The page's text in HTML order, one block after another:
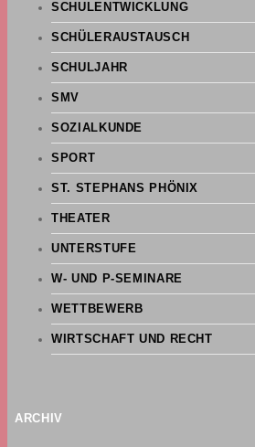
SCHULENTWICKLUNG
SCHÜLERAUSTAUSCH
SCHULJAHR
SMV
SOZIALKUNDE
SPORT
ST. STEPHANS PHÖNIX
THEATER
UNTERSTUFE
W- UND P-SEMINARE
WETTBEWERB
WIRTSCHAFT UND RECHT
ARCHIV